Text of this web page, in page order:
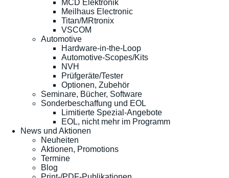
MCD Elektronik
Meilhaus Electronic
Titan/MRtronix
VSCOM
Automotive
Hardware-in-the-Loop
Automotive-Scopes/Kits
NVH
Prüfgeräte/Tester
Optionen, Zubehör
Seminare, Bücher, Software
Sonderbeschaffung und EOL
Limitierte Spezial-Angebote
EOL, nicht mehr im Programm
News und Aktionen
Neuheiten
Aktionen, Promotions
Termine
Blog